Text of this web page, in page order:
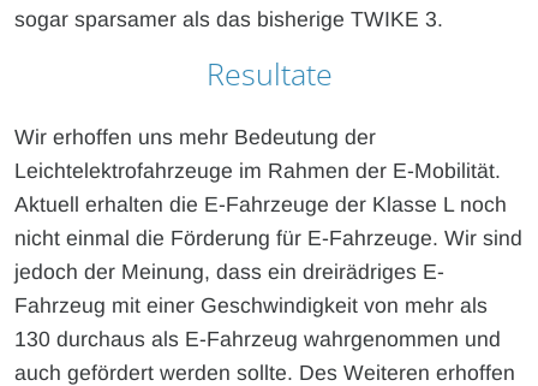
sogar sparsamer als das bisherige TWIKE 3.
Resultate
Wir erhoffen uns mehr Bedeutung der
Leichtelektrofahrzeuge im Rahmen der E-Mobilität.
Aktuell erhalten die E-Fahrzeuge der Klasse L noch
nicht einmal die Förderung für E-Fahrzeuge. Wir sind
jedoch der Meinung, dass ein dreirädriges E-
Fahrzeug mit einer Geschwindigkeit von mehr als
130 durchaus als E-Fahrzeug wahrgenommen und
auch gefördert werden sollte. Des Weiteren erhoffen